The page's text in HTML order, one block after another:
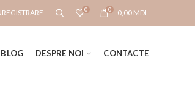
0 0 0,00 MDL
BLOG DESPRE NOI CONTACTE